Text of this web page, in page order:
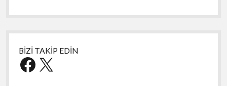
BİZİ TAKİP EDİN
Facebook
X